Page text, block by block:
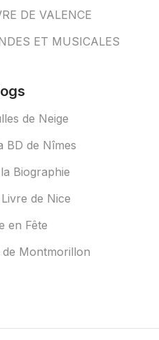
DE VALENCE
ET MUSICALES
de Neige
BD de Nîmes
Biographie
de Nice
en Fête
Montmorillon